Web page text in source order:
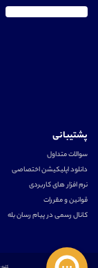
پشتیبانی
سوالات متداول
دانلود اپلیکیشن اختصاصی
نرم افزار های کاربردی
قوانین و مقررات
کانال رسمی در پیام رسان بله